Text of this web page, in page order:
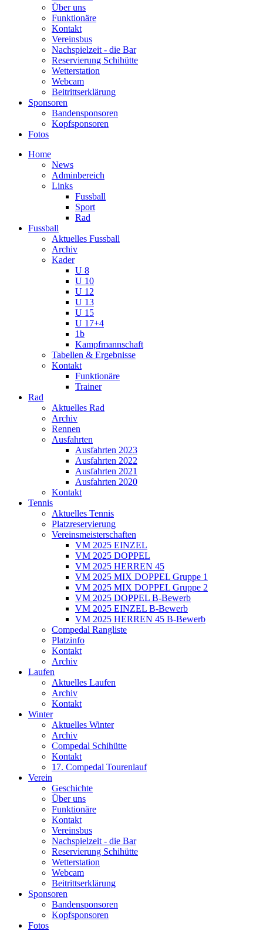
Über uns
Funktionäre
Kontakt
Vereinsbus
Nachspielzeit - die Bar
Reservierung Schihütte
Wetterstation
Webcam
Beitrittserklärung
Sponsoren
Bandensponsoren
Kopfsponsoren
Fotos
Home
News
Adminbereich
Links
Fussball
Sport
Rad
Fussball
Aktuelles Fussball
Archiv
Kader
U 8
U 10
U 12
U 13
U 15
U 17+4
1b
Kampfmannschaft
Tabellen & Ergebnisse
Kontakt
Funktionäre
Trainer
Rad
Aktuelles Rad
Archiv
Rennen
Ausfahrten
Ausfahrten 2023
Ausfahrten 2022
Ausfahrten 2021
Ausfahrten 2020
Kontakt
Tennis
Aktuelles Tennis
Platzreservierung
Vereinsmeisterschaften
VM 2025 EINZEL
VM 2025 DOPPEL
VM 2025 HERREN 45
VM 2025 MIX DOPPEL Gruppe 1
VM 2025 MIX DOPPEL Gruppe 2
VM 2025 DOPPEL B-Bewerb
VM 2025 EINZEL B-Bewerb
VM 2025 HERREN 45 B-Bewerb
Compedal Rangliste
Platzinfo
Kontakt
Archiv
Laufen
Aktuelles Laufen
Archiv
Kontakt
Winter
Aktuelles Winter
Archiv
Compedal Schihütte
Kontakt
17. Compedal Tourenlauf
Verein
Geschichte
Über uns
Funktionäre
Kontakt
Vereinsbus
Nachspielzeit - die Bar
Reservierung Schihütte
Wetterstation
Webcam
Beitrittserklärung
Sponsoren
Bandensponsoren
Kopfsponsoren
Fotos